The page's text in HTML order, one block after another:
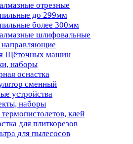
отрезные
до 299мм
более 300мм
шлифовальные
Щёточных машин
наборы
оснастка
сменный
устройства
наборы
клей
для плиткорезов
для пылесосов